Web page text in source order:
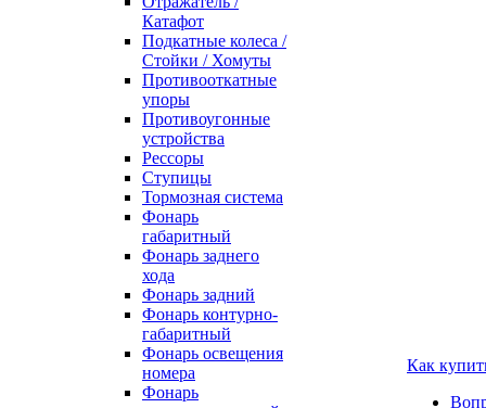
Катафот
Подкатные колеса /
Стойки / Хомуты
Противооткатные
упоры
Противоугонные
устройства
Рессоры
Ступицы
Тормозная система
Фонарь
габаритный
Фонарь заднего
хода
Фонарь задний
Фонарь контурно-
габаритный
Фонарь освещения
номера
Фонарь
Как